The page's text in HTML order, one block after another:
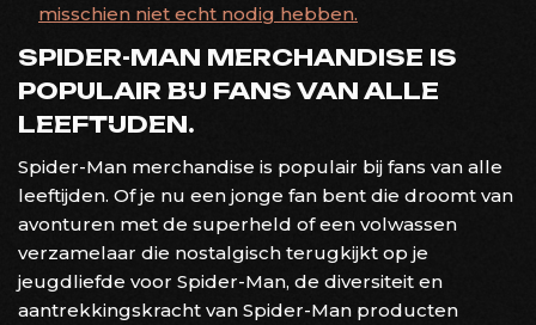
misschien niet echt nodig hebben.
SPIDER-MAN MERCHANDISE IS
POPULAIR BIJ FANS VAN ALLE
LEEFTIJDEN.
Spider-Man merchandise is populair bij fans van alle
leeftijden. Of je nu een jonge fan bent die droomt van
avonturen met de superheld of een volwassen
verzamelaar die nostalgisch terugkijkt op je
jeugdliefde voor Spider-Man, de diversiteit en
aantrekkingskracht van Spider-Man producten